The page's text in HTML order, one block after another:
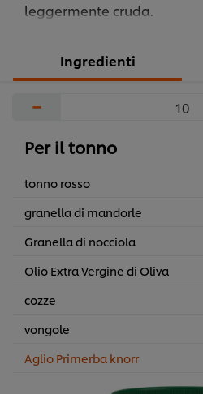
leggermente cruda.
Ingredienti
−
Per il tonno
tonno rosso
granella di mandorle
Granella di nocciola
Olio Extra Vergine di Oliva
cozze
vongole
Aglio Primerba knorr